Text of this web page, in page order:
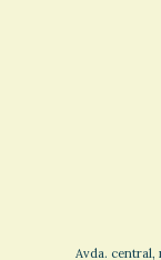
Avda. central,